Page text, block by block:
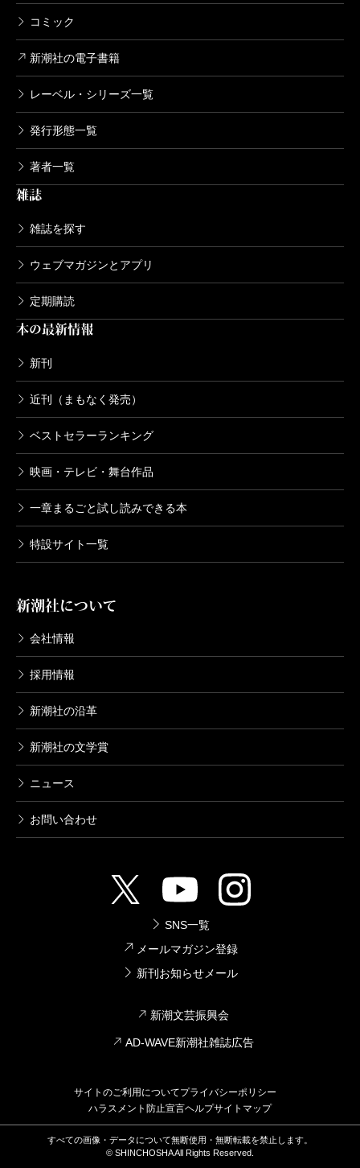
コミック
新潮社の電子書籍
レーベル・シリーズ一覧
発行形態一覧
著者一覧
雑誌
雑誌を探す
ウェブマガジンとアプリ
定期購読
本の最新情報
新刊
近刊（まもなく発売）
ベストセラーランキング
映画・テレビ・舞台作品
一章まるごと試し読みできる本
特設サイト一覧
新潮社について
会社情報
採用情報
新潮社の沿革
新潮社の文学賞
ニュース
お問い合わせ
SNS一覧
メールマガジン登録
新刊お知らせメール
新潮文芸振興会
AD-WAVE新潮社雑誌広告
サイトのご利用についてプライバシーポリシー
ハラスメント防止宣言ヘルプサイトマップ
すべての画像・データについて無断使用・無断転載を禁止します。
© SHINCHOSHA All Rights Reserved.